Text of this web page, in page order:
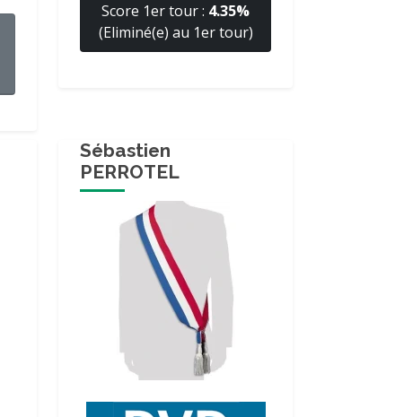
Score 1er tour : 4.35%
(Eliminé(e) au 1er tour)
Sébastien
PERROTEL